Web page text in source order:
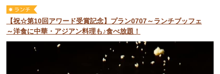
【祝☆第10回アワード受賞記念】プラン0707～ランチブッフェ
～洋食に中華・アジアン料理も♪食べ放題！